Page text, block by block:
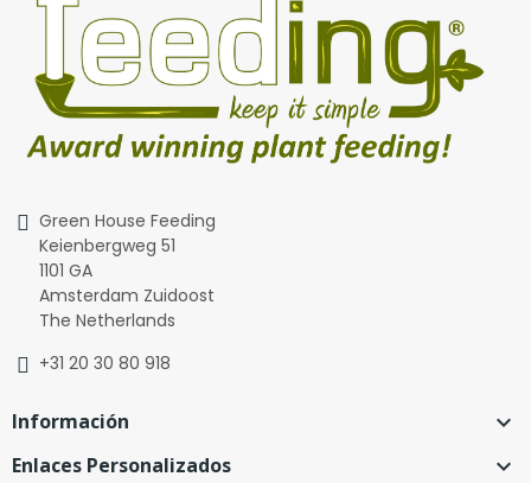
Green House Feeding
Keienbergweg 51
1101 GA
Amsterdam Zuidoost
The Netherlands
+31 20 30 80 918
Información 
Enlaces Personalizados 